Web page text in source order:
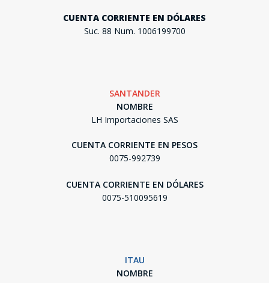
CUENTA CORRIENTE EN DÓLARES
Suc. 88 Num. 1006199700
SANTANDER
NOMBRE
LH Importaciones SAS
CUENTA CORRIENTE EN PESOS
0075-992739
CUENTA CORRIENTE EN DÓLARES
0075-510095619
ITAU
NOMBRE